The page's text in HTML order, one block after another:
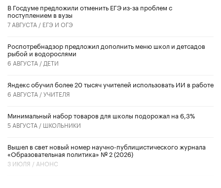
В Госдуме предложили отменить ЕГЭ из-за проблем с
поступлением в вузы
7 АВГУСТА / ЕГЭ И ОГЭ
Роспотребнадзор предложил дополнить меню школ и детсадов
рыбой и водорослями
6 АВГУСТА / ДЕТИ
​Яндекс обучил более 20 тысяч учителей использовать ИИ в работе
6 АВГУСТА /УЧИТЕЛЯ
Минимальный набор товаров для школы подорожал на 6,3%
5 АВГУСТА / ШКОЛЬНИКИ
Вышел в свет новый номер научно-публицистического журнала
«Образовательная политика» № 2 (2026)
3 ИЮЛЯ / АНОНС